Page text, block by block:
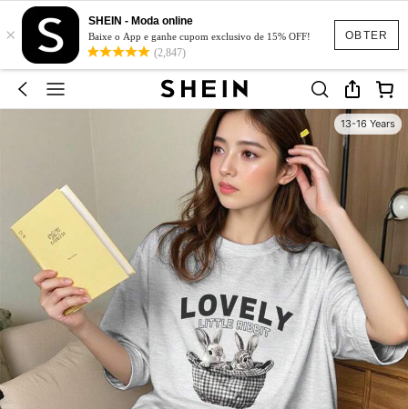
OBTER
×
SHEIN - Moda online
Baixe o App e ganhe cupom exclusivo de 15% OFF!
(2,847)
13-16 Years